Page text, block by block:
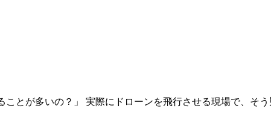
ことが多いの？」 実際にドローンを飛行させる現場で、そ